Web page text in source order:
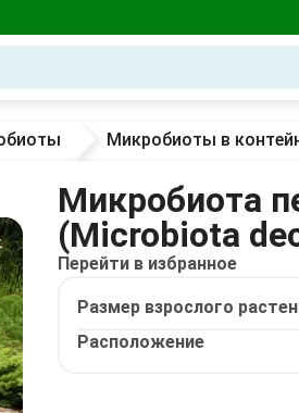
Микробиоты в
Микробиота
(Microbiota
Перейти в избранное
Размер взрослого
Расположение